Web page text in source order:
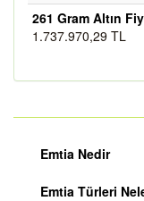
261 Gram Altın
1.737.970,29 TL
Emtia Nedir
Emtia Türleri